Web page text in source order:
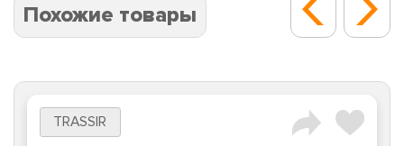
Похожие товары
TRASSIR